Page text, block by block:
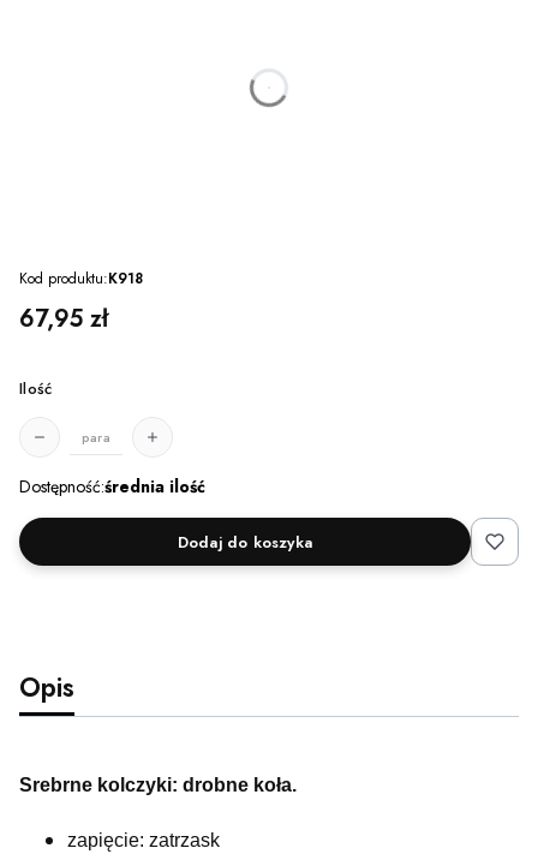
godzin
Kod produktu:K918
Cena
67,95 zł
Ilość
para
Dostępność:średnia ilość
Dodaj do koszyka
Opis
Srebrne kolczyki: drobne koła.
zapięcie: zatrzask